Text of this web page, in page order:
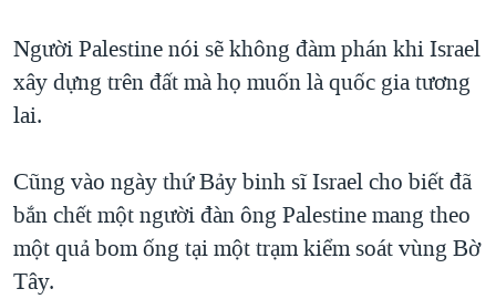
Người Palestine nói sẽ không đàm phán khi Israel
xây dựng trên đất mà họ muốn là quốc gia tương
lai.
Cũng vào ngày thứ Bảy binh sĩ Israel cho biết đã
bắn chết một người đàn ông Palestine mang theo
một quả bom ống tại một trạm kiểm soát vùng Bờ
Tây.